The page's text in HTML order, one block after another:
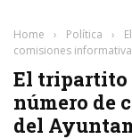
Home › Política ›
comisiones
El tripartito
número de
del